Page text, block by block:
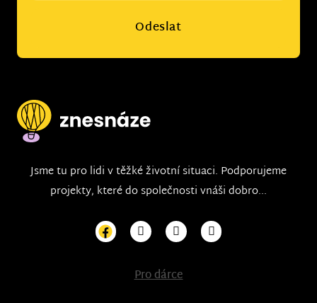
Odeslat
Jsme tu pro lidi v těžké životní situaci. Podporujeme
projekty, které do společnosti vnáši dobro...
Pro dárce